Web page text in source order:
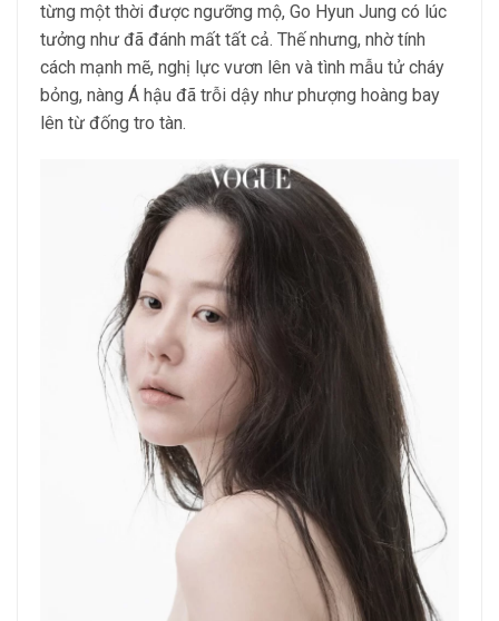
từng một thời được ngưỡng mộ, Go Hyun Jung có lúc
tưởng như đã đánh mất tất cả. Thế nhưng, nhờ tính
cách mạnh mẽ, nghị lực vươn lên và tình mẫu tử cháy
bỏng, nàng Á hậu đã trỗi dậy như phượng hoàng bay
lên từ đống tro tàn.